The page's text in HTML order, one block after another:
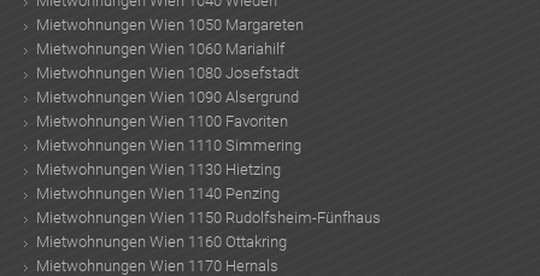
Mietwohnungen Wien 1050 Margareten
Mietwohnungen Wien 1060 Mariahilf
Mietwohnungen Wien 1080 Josefstadt
Mietwohnungen Wien 1090 Alsergrund
Mietwohnungen Wien 1100 Favoriten
Mietwohnungen Wien 1110 Simmering
Mietwohnungen Wien 1130 Hietzing
Mietwohnungen Wien 1140 Penzing
Mietwohnungen Wien 1150 Rudolfsheim-Fünfhaus
Mietwohnungen Wien 1160 Ottakring
Mietwohnungen Wien 1170 Hernals